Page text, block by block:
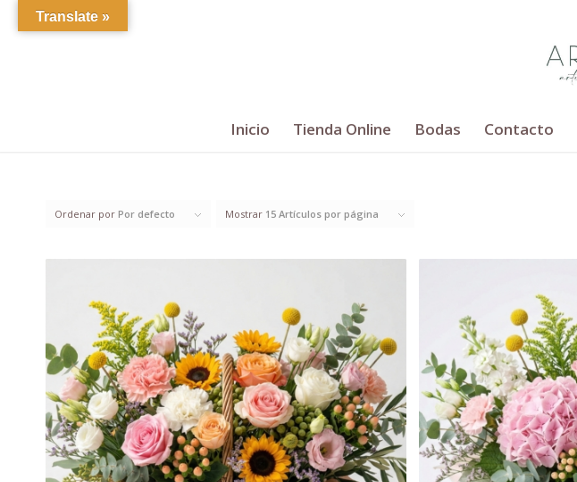
Inicio Tienda Online Bodas Contacto
Ordenar por Por defecto Mostrar 15 Artículos por página
Translate »